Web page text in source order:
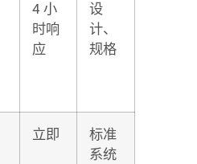
4 小
时响
应
设
计、
规格
立即
标准
系统